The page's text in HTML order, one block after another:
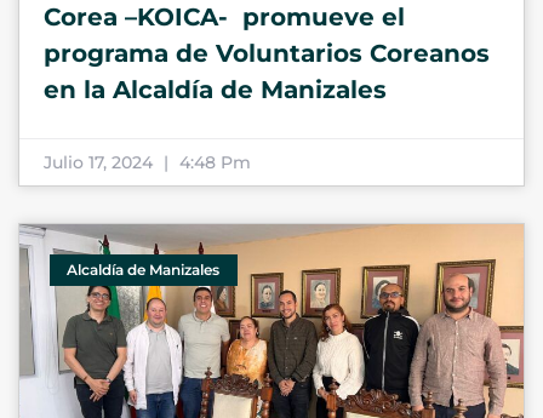
Corea –KOICA- promueve el
programa de Voluntarios Coreanos
en la Alcaldía de Manizales
Julio 17, 2024 4:48 Pm
Alcaldía de Manizales